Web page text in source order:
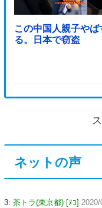
この中国人親子やば
る。日本で窃盗
ネットの声
3: 茶トラ(東京都) [ﾇｺ]